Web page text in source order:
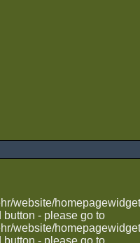
website/
button - please go to
website/
button - please go to